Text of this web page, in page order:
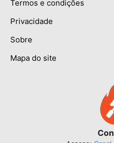
Termos e condições
Privacidade
Sobre
Mapa do site